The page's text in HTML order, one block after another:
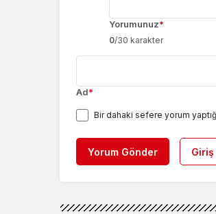
Yorumunuz*
0/30 karakter
Ad*
Bir dahaki sefere yorum
Yorum Gönder Giriş